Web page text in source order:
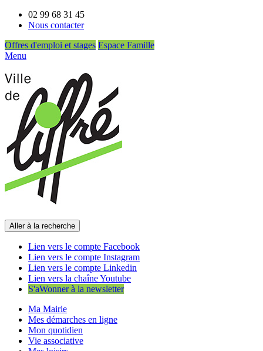
02 99 68 31 45
Nous contacter
Offres d'emploi et stages Espace Famille
Menu
Aller à la recherche
Lien vers le compte Facebook
Lien vers le compte Instagram
Lien vers le compte Linkedin
Lien vers la chaîne Youtube
S'aWonner à la newsletter
Ma Mairie
Mes démarches en ligne
Mon quotidien
Vie associative